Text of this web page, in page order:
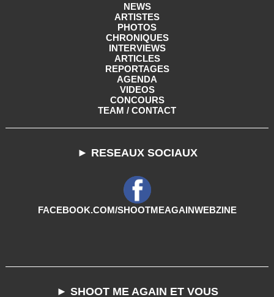
NEWS
ARTISTES
PHOTOS
CHRONIQUES
INTERVIEWS
ARTICLES
REPORTAGES
AGENDA
VIDEOS
CONCOURS
TEAM / CONTACT
► RESEAUX SOCIAUX
FACEBOOK.COM/SHOOTMEAGAINWEBZINE
► SHOOT ME AGAIN ET VOUS